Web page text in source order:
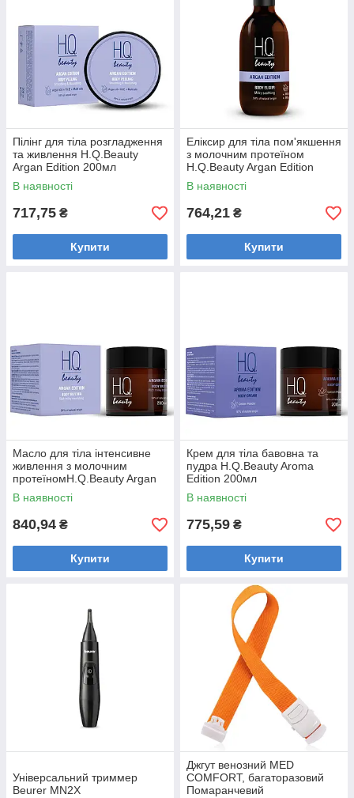
Пілінг для тіла розгладження
та живлення H.Q.Beauty
Argan Edition 200мл
В наявності
717,75 ₴
Купити
Еліксир для тіла пом'якшення
з молочним протеїном
H.Q.Beauty Argan Edition
250мл
В наявності
764,21 ₴
Купити
Масло для тіла інтенсивне
живлення з молочним
протеїномH.Q.Beauty Argan
Edition 200мл
В наявності
840,94 ₴
Купити
Крем для тіла бавовна та
пудра H.Q.Beauty Aroma
Edition 200мл
В наявності
775,59 ₴
Купити
Універсальний триммер
Beurer MN2X
Джгут венозний MED
COMFORT, багаторазовий
Помаранчевий